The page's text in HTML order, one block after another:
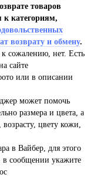
товаров
к категориям,
возврату и обмену.
сожалению, нет. Есть
сайте
или в описании
может помочь
размера и цвета, а
цвету кожи,
в Вайбер, для этого
в сообщении укажите